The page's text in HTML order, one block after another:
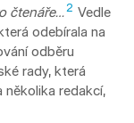
čtenáře…2 Vedle
odebírala na
odběru
rady, která
redakcí,